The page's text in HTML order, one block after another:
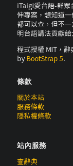
iTaigi愛台語-群眾
伸專案，想知道
都可以查，但不
明台語講法貢獻
程式授權 MIT，
by BootStrap 5.
條款
關於本站
服務條款
隱私權條款
站內服務
查辭典